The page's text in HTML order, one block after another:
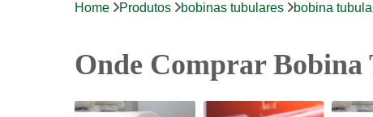
Home Produtos bobinas tubulares bobina
Onde Comprar